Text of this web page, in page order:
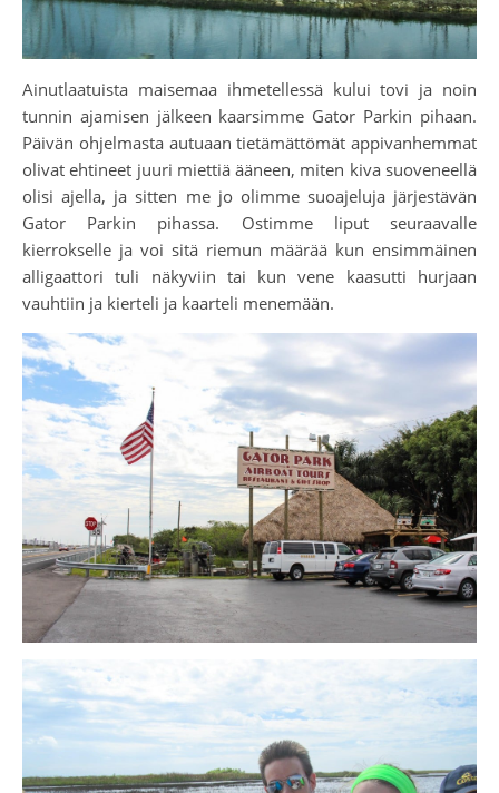
Ainutlaatuista maisemaa ihmetellessä kului tovi ja noin
tunnin ajamisen jälkeen kaarsimme Gator Parkin pihaan.
Päivän ohjelmasta autuaan tietämättömät appivanhemmat
olivat ehtineet juuri miettiä ääneen, miten kiva suoveneellä
olisi ajella, ja sitten me jo olimme suoajeluja järjestävän
Gator Parkin pihassa. Ostimme liput seuraavalle
kierrokselle ja voi sitä riemun määrää kun ensimmäinen
alligaattori tuli näkyviin tai kun vene kaasutti hurjaan
vauhtiin ja kierteli ja kaarteli menemään.